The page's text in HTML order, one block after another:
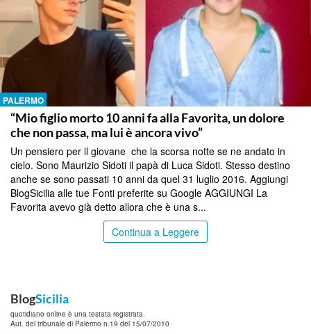
PALERMO
“Mio figlio morto 10 anni fa alla Favorita, un dolore
che non passa, ma lui è ancora vivo”
Un pensiero per il giovane che la scorsa notte se ne andato in
cielo. Sono Maurizio Sidoti il papà di Luca Sidoti. Stesso destino
anche se sono passati 10 anni da quel 31 luglio 2016. Aggiungi
BlogSicilia alle tue Fonti preferite su Google AGGIUNGI La
Favorita avevo già detto allora che è una s...
Continua a Leggere
BlogSicilia
quotidiano online è una testata registrata.
Aut. del tribunale di Palermo n.19 del 15/07/2010